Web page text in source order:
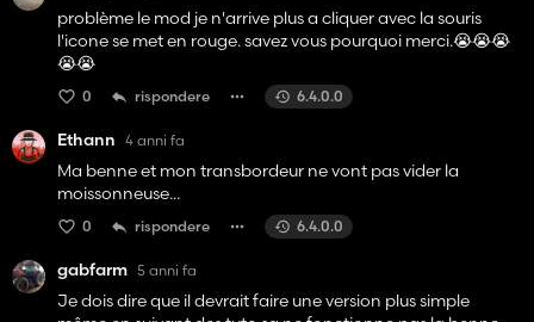
problème le mod je n'arrive plus a cliquer avec la souris
l'icone se met en rouge. savez vous pourquoi merci.😭😭😭
😭😭
0 rispondere 6.4.0.0
Ethann 4 anni fa
Ma benne et mon transbordeur ne vont pas vider la
moissonneuse...
0 rispondere 6.4.0.0
gabfarm 5 anni fa
Je dois dire que il devrait faire une version plus simple